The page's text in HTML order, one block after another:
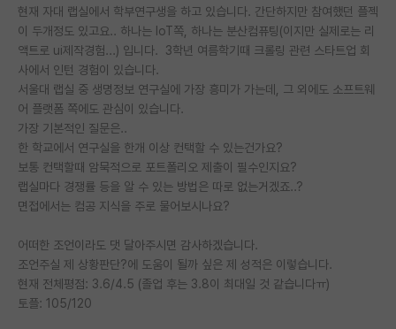
임용 정보 게시판
학부 인턴 게시판
취업 게시판
임용 후기 게시판
PI 전용 게시판
인문사회 계열 게시판
반도체/AI 게시판
장학금/장학생 게시판
현재 자대 랩실에서 학부연구생을 하고 있습니다. 간단하지만 참여했던 플젝
이 두개정도 있고요.. 하나는 IoT쪽, 하나는 분산컴퓨팅(이지만 실제로는 리
액트로 ui제작경험...) 입니다. 3학년 여름학기때 크롤링 관련 스타트업 회
사에서 인턴 경험이 있습니다.
서울대 랩실 중 생명정보 연구실에 가장 흥미가 가는데, 그 외에도 소프트웨
어 플랫폼 쪽에도 관심이 있습니다.
가장 기본적인 질문은..
한 학교에서 연구실을 한개 이상 컨택할 수 있는건가요?
보통 컨택할때 암묵적으로 포트폴리오 제출이 필수인지요?
랩실마다 경쟁률 등을 알 수 있는 방법은 따로 없는거겠죠..?
면접에서는 컴공 지식을 주로 물어보시나요?
어떠한 조언이라도 댓 달아주시면 감사하겠습니다.
조언주실 제 상황판단?에 도움이 될까 싶은 제 성적은 이렇습니다.
현재 전체평점: 3.6/4.5 (졸업 후는 3.8이 최대일 것 같습니다ㅠ)
토플: 105/120